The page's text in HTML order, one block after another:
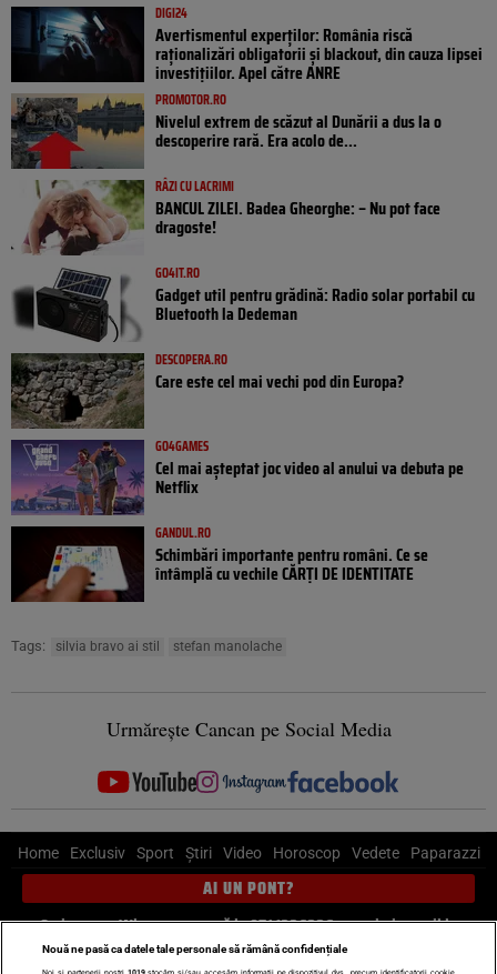
DIGI24
Avertismentul experților: România riscă
raționalizări obligatorii și blackout, din cauza lipsei
investițiilor. Apel către ANRE
PROMOTOR.RO
Nivelul extrem de scăzut al Dunării a dus la o
descoperire rară. Era acolo de...
RÂZI CU LACRIMI
BANCUL ZILEI. Badea Gheorghe: – Nu pot face
dragoste!
GO4IT.RO
Gadget util pentru grădină: Radio solar portabil cu
Bluetooth la Dedeman
DESCOPERA.RO
Care este cel mai vechi pod din Europa?
GO4GAMES
Cel mai așteptat joc video al anului va debuta pe
Netflix
GANDUL.RO
Schimbări importante pentru români. Ce se
întâmplă cu vechile CĂRȚI DE IDENTITATE
Tags: silvia bravo ai stil stefan manolache
Urmărește Cancan pe Social Media
Home Exclusiv Sport Știri Video Horoscop Vedete Paparazzi
AI UN PONT?
Scrie-ne pe Whatsapp, sună la 0741226226 sau trimite mail la
pont@cancan.ro
Nouă ne pasă ca datele tale personale să rămână confidențiale
Noi și partenerii noștri 1019stocăm și/sau accesăm informații pe dispozitivul dvs., precum identificatorii cookie